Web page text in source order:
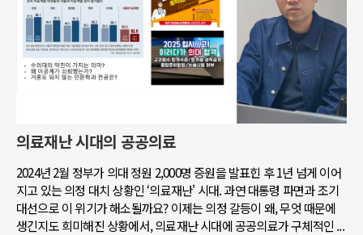
의료재난 시대의 공공의료
2024년 2월 정부가 의대 정원 2,000명 증원을 발표힌 후 1년 넘게 이어
지고 있는 의정 대치 상황인 ‘의료재난' 시대. 과연 대통령 파면과 조기
대선으로 이 위기가 해소될까요? 이제는 의정 갈등이 왜, 무엇 때문에
생긴지도 희미해진 상황에서, 의료재난 시대에 공공의료가 구체적인 ...